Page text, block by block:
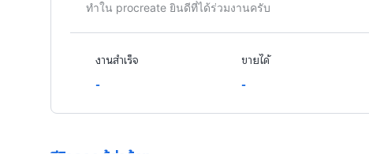
ทำใน procreate ยินดีที่ได้ร่วมงานครับ
งานสำเร็จ
-
ขายได้
-